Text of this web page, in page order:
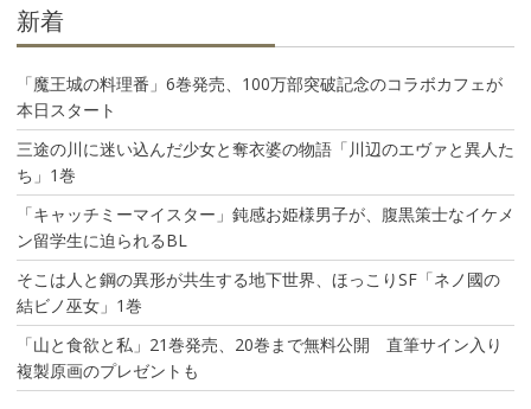
新着
「魔王城の料理番」6巻発売、100万部突破記念のコラボカフェが
本日スタート
三途の川に迷い込んだ少女と奪衣婆の物語「川辺のエヴァと異人た
ち」1巻
「キャッチミーマイスター」鈍感お姫様男子が、腹黒策士なイケメ
ン留学生に迫られるBL
そこは人と鋼の異形が共生する地下世界、ほっこりSF「ネノ國の
結ビノ巫女」1巻
「山と食欲と私」21巻発売、20巻まで無料公開 直筆サイン入り
複製原画のプレゼントも